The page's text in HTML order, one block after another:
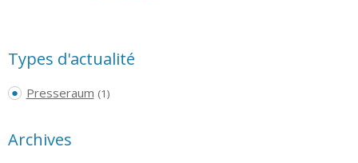
Types d'actualité
Presseraum (1)
Archives